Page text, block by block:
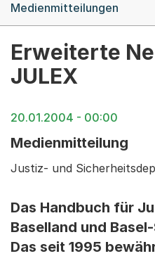
Medienmitteilungen
Erweiterte
JULEX
20.01.2004 - 00:00
Medienmitteilung
Justiz- und
Das Handbuch für
Baselland und
Das seit 1995